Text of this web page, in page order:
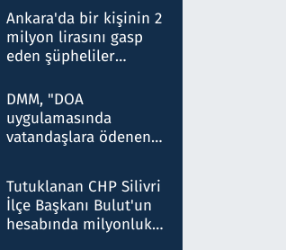
ifadelerinden ortaya
çıkan tablo şok etti
Ankara'da bir kişinin 2
milyon lirasını gasp
eden şüpheliler
DMM, "DOA
uygulamasında
vatandaşlara ödenen
düşürüldüğü" iddiasını
yalanladı
Tutuklanan CHP Silivri
İlçe Başkanı Bulut'un
hesabında milyonluk